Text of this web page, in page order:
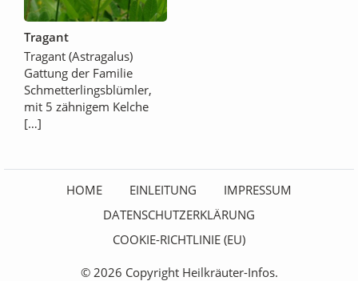
Tragant
Tragant (Astragalus)
Gattung der Familie
Schmetterlingsblümler,
mit 5 zähnigem Kelche
[…]
HOME EINLEITUNG
IMPRESSUM
DATENSCHUTZERKLÄRUNG
COOKIE-RICHTLINIE (EU)
© 2026 Copyright Heilkräuter-Infos.